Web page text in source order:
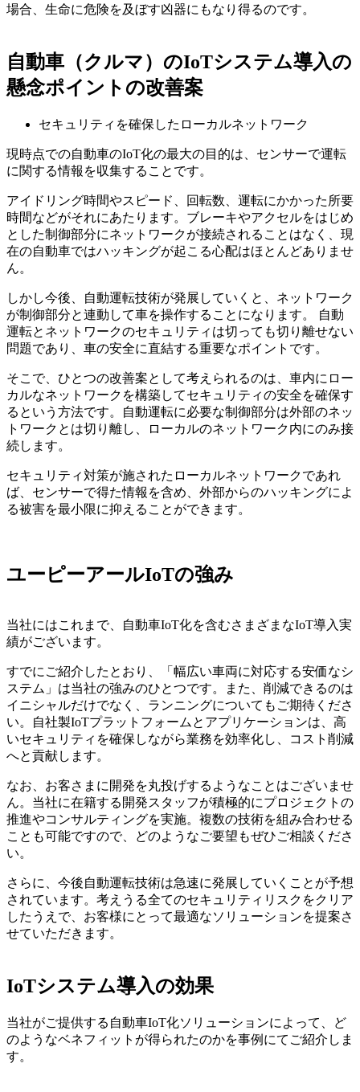
場合、生命に危険を及ぼす凶器にもなり得るのです。
自動車（クルマ）のIoTシステム導入の
懸念ポイントの改善案
セキュリティを確保したローカルネットワーク
現時点での自動車のIoT化の最大の目的は、センサーで運転
に関する情報を収集することです。
アイドリング時間やスピード、回転数、運転にかかった所要
時間などがそれにあたります。ブレーキやアクセルをはじめ
とした制御部分にネットワークが接続されることはなく、現
在の自動車ではハッキングが起こる心配はほとんどありませ
ん。
しかし今後、自動運転技術が発展していくと、ネットワーク
が制御部分と連動して車を操作することになります。 自動
運転とネットワークのセキュリティは切っても切り離せない
問題であり、車の安全に直結する重要なポイントです。
そこで、ひとつの改善案として考えられるのは、車内にロー
カルなネットワークを構築してセキュリティの安全を確保す
るという方法です。自動運転に必要な制御部分は外部のネッ
トワークとは切り離し、ローカルのネットワーク内にのみ接
続します。
セキュリティ対策が施されたローカルネットワークであれ
ば、センサーで得た情報を含め、外部からのハッキングによ
る被害を最小限に抑えることができます。
ユーピーアールIoTの強み
当社にはこれまで、自動車IoT化を含むさまざまなIoT導入実
績がございます。
すでにご紹介したとおり、「幅広い車両に対応する安価なシ
ステム」は当社の強みのひとつです。また、削減できるのは
イニシャルだけでなく、ランニングについてもご期待くださ
い。自社製IoTプラットフォームとアプリケーションは、高
いセキュリティを確保しながら業務を効率化し、コスト削減
へと貢献します。
なお、お客さまに開発を丸投げするようなことはございませ
ん。当社に在籍する開発スタッフが積極的にプロジェクトの
推進やコンサルティングを実施。複数の技術を組み合わせる
ことも可能ですので、どのようなご要望もぜひご相談くださ
い。
さらに、今後自動運転技術は急速に発展していくことが予想
されています。考えうる全てのセキュリティリスクをクリア
したうえで、お客様にとって最適なソリューションを提案さ
せていただきます。
IoTシステム導入の効果
当社がご提供する自動車IoT化ソリューションによって、ど
のようなベネフィットが得られたのかを事例にてご紹介しま
す。